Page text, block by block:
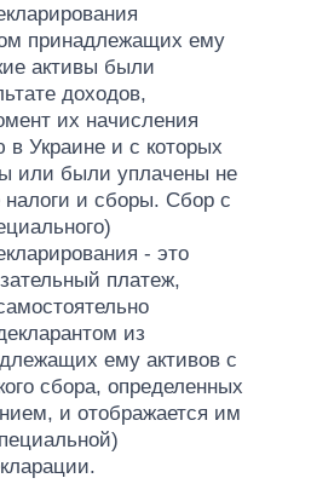
принадлежащих ему
активы были
доходов,
их начисления
в Украине и с которых
или были уплачены не
и сборы. Сбор с
- это
платеж,
из
ему активов с
сбора, определенных
и отображается им